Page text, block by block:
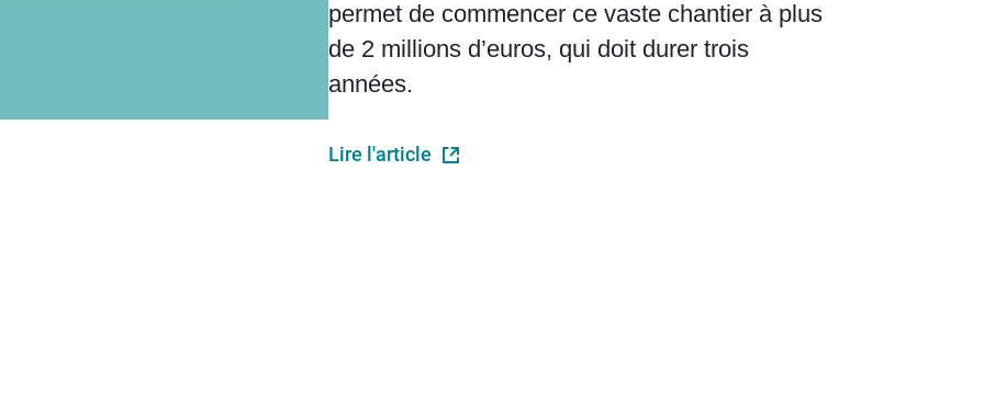
permet de commencer ce vaste chantier à plus
de 2 millions d’euros, qui doit durer trois
années.
Lire l'article